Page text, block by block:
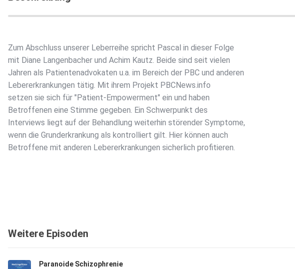
Zum Abschluss unserer Leberreihe spricht Pascal in dieser Folge
mit Diane Langenbacher und Achim Kautz. Beide sind seit vielen
Jahren als Patientenadvokaten u.a. im Bereich der PBC und anderen
Lebererkrankungen tätig. Mit ihrem Projekt PBCNews.info
setzen sie sich für "Patient-Empowerment" ein und haben
Betroffenen eine Stimme gegeben. Ein Schwerpunkt des
Interviews liegt auf der Behandlung weiterhin störender Symptome,
wenn die Grunderkrankung als kontrolliert gilt. Hier können auch
Betroffene mit anderen Lebererkrankungen sicherlich profitieren.
Lebererkrankung sein, könnt ihr euch hier weitere Informationen
Weitere Episoden
Paranoide Schizophrenie